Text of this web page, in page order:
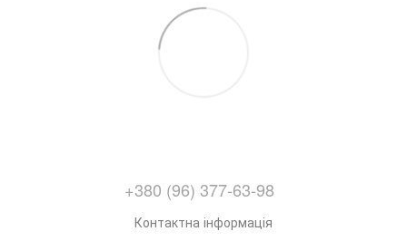
+380 (96) 377-63-98
Контактна інформація